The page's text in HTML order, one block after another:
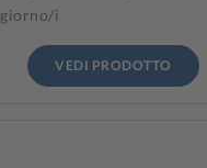
giorno/i
VEDI PRODOTTO